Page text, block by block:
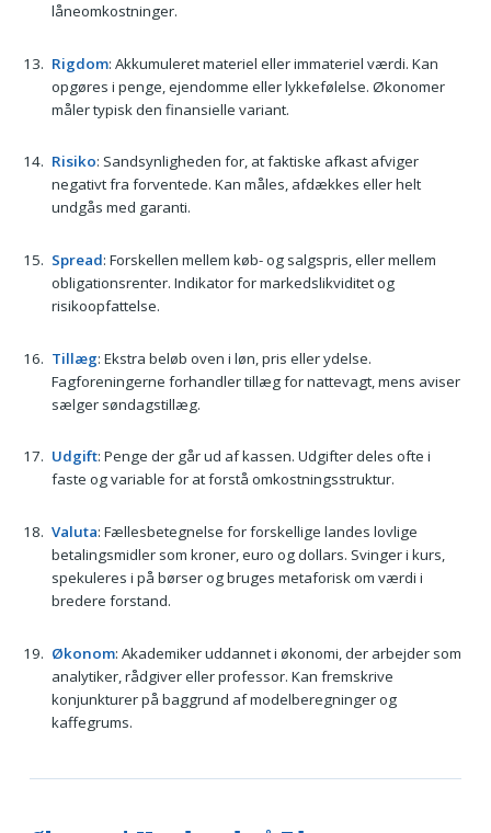
låneomkostninger.
Rigdom: Akkumuleret materiel eller immateriel værdi. Kan
opgøres i penge, ejendomme eller lykkefølelse. Økonomer
måler typisk den finansielle variant.
Risiko: Sandsynligheden for, at faktiske afkast afviger
negativt fra forventede. Kan måles, afdækkes eller helt
undgås med garanti.
Spread: Forskellen mellem køb- og salgspris, eller mellem
obligationsrenter. Indikator for markedslikviditet og
risikoopfattelse.
Tillæg: Ekstra beløb oven i løn, pris eller ydelse.
Fagforeningerne forhandler tillæg for nattevagt, mens aviser
sælger søndagstillæg.
Udgift: Penge der går ud af kassen. Udgifter deles ofte i
faste og variable for at forstå omkostningsstruktur.
Valuta: Fællesbetegnelse for forskellige landes lovlige
betalingsmidler som kroner, euro og dollars. Svinger i kurs,
spekuleres i på børser og bruges metaforisk om værdi i
bredere forstand.
Økonom: Akademiker uddannet i økonomi, der arbejder som
analytiker, rådgiver eller professor. Kan fremskrive
konjunkturer på baggrund af modelberegninger og
kaffegrums.